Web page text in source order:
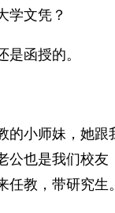
学文凭？
函授的。
的小师妹，她跟
公也是我们校友
教，带研究生。